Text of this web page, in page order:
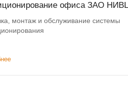
офиса ЗАО
монтаж и обслуживание системы